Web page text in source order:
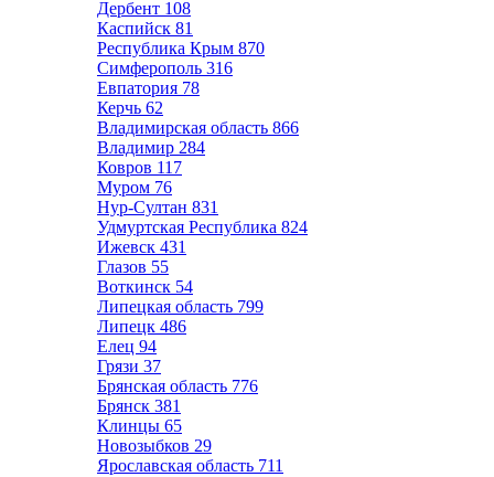
Дербент 108
Каспийск 81
Республика Крым 870
Симферополь 316
Евпатория 78
Керчь 62
Владимирская область 866
Владимир 284
Ковров 117
Муром 76
Нур-Султан 831
Удмуртская Республика 824
Ижевск 431
Глазов 55
Воткинск 54
Липецкая область 799
Липецк 486
Елец 94
Грязи 37
Брянская область 776
Брянск 381
Клинцы 65
Новозыбков 29
Ярославская область 711